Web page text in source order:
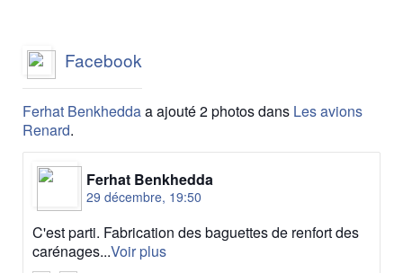
Facebook
Ferhat Benkheddaa ajouté 2 photos dans Les avions
Renard.
Ferhat Benkhedda
29 décembre, 19:50
C'est parti. Fabrication des baguettes de renfort des
carénages...Voir plus